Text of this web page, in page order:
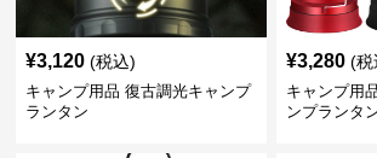
¥3,120 (税込)
キャンプ用品 復古調光キャンプ
ランタン
¥3,280 (税
キャンプ用
ンプランタ